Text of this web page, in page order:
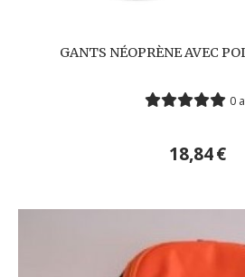
GANTS NÉOPRÈNE AVEC
0
18,84€